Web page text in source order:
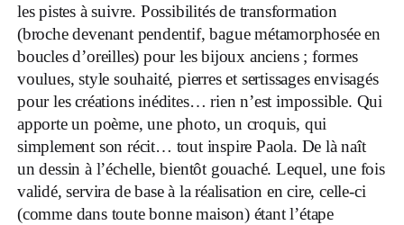
les pistes à suivre. Possibilités de transformation
(broche devenant pendentif, bague métamorphosée en
boucles d’oreilles) pour les bijoux anciens ; formes
voulues, style souhaité, pierres et sertissages envisagés
pour les créations inédites… rien n’est impossible. Qui
apporte un poème, une photo, un croquis, qui
simplement son récit… tout inspire Paola. De là naît
un dessin à l’échelle, bientôt gouaché. Lequel, une fois
validé, servira de base à la réalisation en cire, celle-ci
(comme dans toute bonne maison) étant l’étape